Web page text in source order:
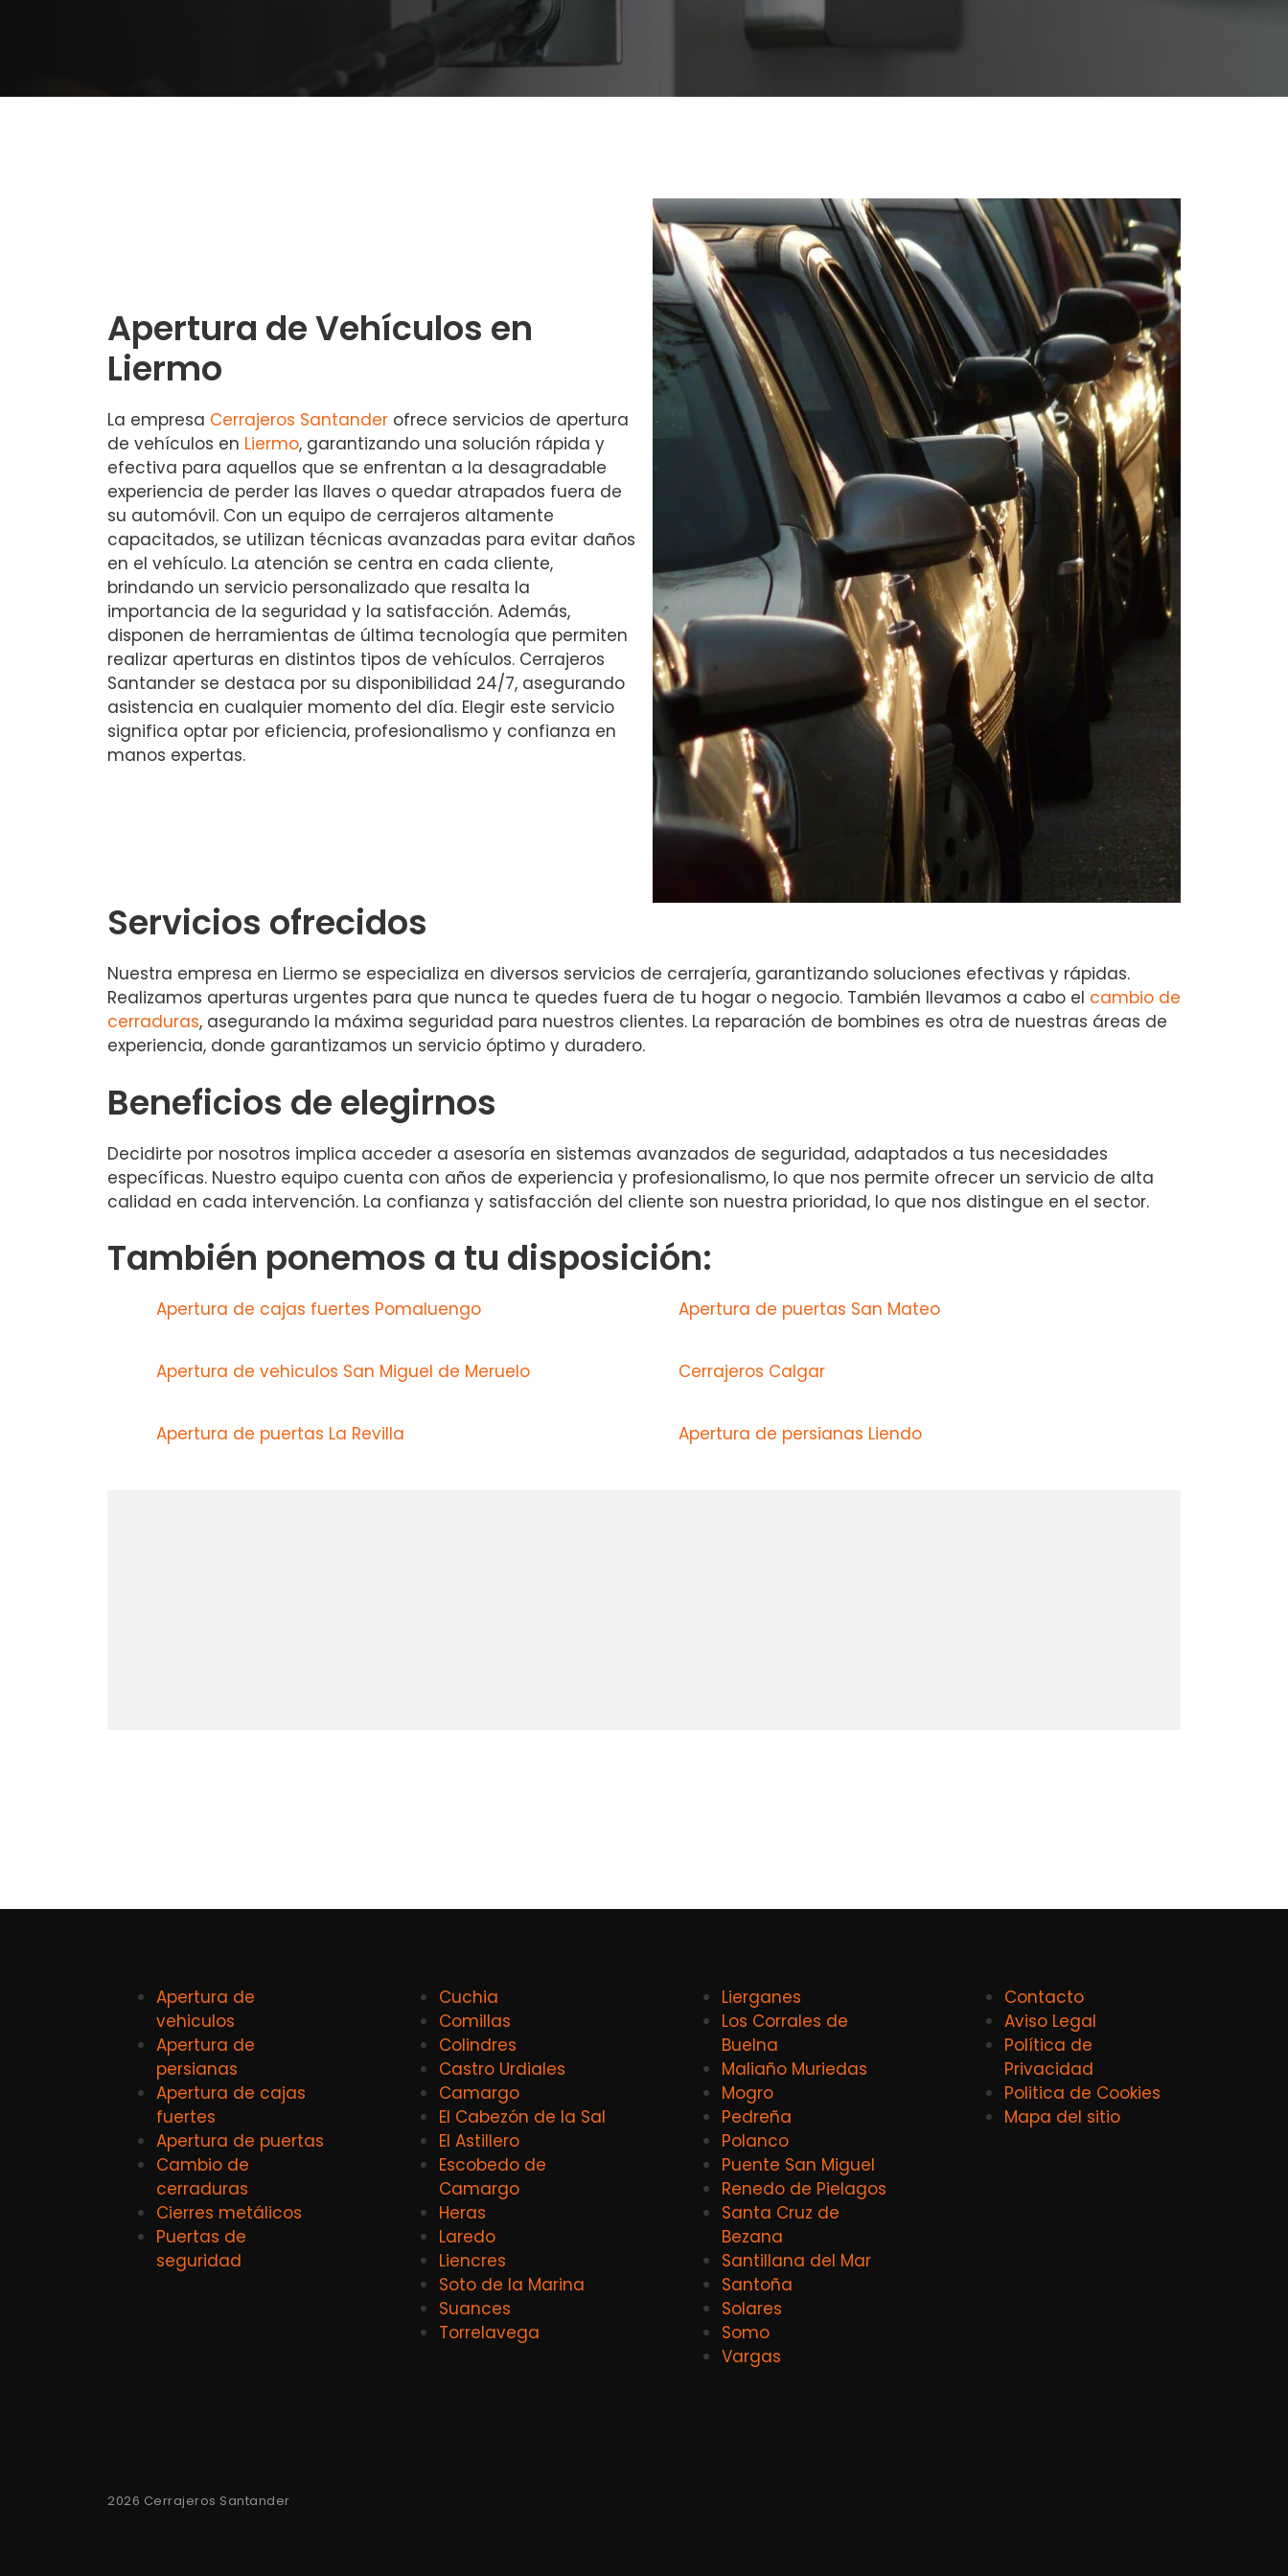
Apertura de Vehículos en
Liermo
La empresa Cerrajeros Santander ofrece servicios de apertura
de vehículos en Liermo, garantizando una solución rápida y
efectiva para aquellos que se enfrentan a la desagradable
experiencia de perder las llaves o quedar atrapados fuera de
su automóvil. Con un equipo de cerrajeros altamente
capacitados, se utilizan técnicas avanzadas para evitar daños
en el vehículo. La atención se centra en cada cliente,
brindando un servicio personalizado que resalta la
importancia de la seguridad y la satisfacción. Además,
disponen de herramientas de última tecnología que permiten
realizar aperturas en distintos tipos de vehículos. Cerrajeros
Santander se destaca por su disponibilidad 24/7, asegurando
asistencia en cualquier momento del día. Elegir este servicio
significa optar por eficiencia, profesionalismo y confianza en
manos expertas.
Servicios ofrecidos
Nuestra empresa en Liermo se especializa en diversos servicios de cerrajería, garantizando soluciones efectivas y rápidas.
Realizamos aperturas urgentes para que nunca te quedes fuera de tu hogar o negocio. También llevamos a cabo el cambio de
cerraduras, asegurando la máxima seguridad para nuestros clientes. La reparación de bombines es otra de nuestras áreas de
experiencia, donde garantizamos un servicio óptimo y duradero.
Beneficios de elegirnos
Decidirte por nosotros implica acceder a asesoría en sistemas avanzados de seguridad, adaptados a tus necesidades
específicas. Nuestro equipo cuenta con años de experiencia y profesionalismo, lo que nos permite ofrecer un servicio de alta
calidad en cada intervención. La confianza y satisfacción del cliente son nuestra prioridad, lo que nos distingue en el sector.
También ponemos a tu disposición:
Apertura de cajas fuertes Pomaluengo Apertura de puertas San Mateo
Apertura de vehiculos San Miguel de Meruelo Cerrajeros Calgar
Apertura de puertas La Revilla Apertura de persianas Liendo
Apertura de
vehiculos
Apertura de
persianas
Apertura de cajas
fuertes
Apertura de puertas
Cambio de
cerraduras
Cierres metálicos
Puertas de
seguridad
Cuchia
Comillas
Colindres
Castro Urdiales
Camargo
El Cabezón de la Sal
El Astillero
Escobedo de
Camargo
Heras
Laredo
Liencres
Soto de la Marina
Suances
Torrelavega
Lierganes
Los Corrales de
Buelna
Maliaño Muriedas
Mogro
Pedreña
Polanco
Puente San Miguel
Renedo de Pielagos
Santa Cruz de
Bezana
Santillana del Mar
Santoña
Solares
Somo
Vargas
Contacto
Aviso Legal
Política de
Privacidad
Politica de Cookies
Mapa del sitio
2026 Cerrajeros Santander